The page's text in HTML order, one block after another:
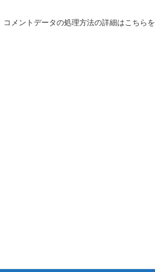
コメントデータの処理方法の詳細はこちらを